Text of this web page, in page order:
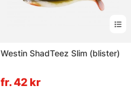
Westin ShadTeez Slim (blister)
fr. 42 kr